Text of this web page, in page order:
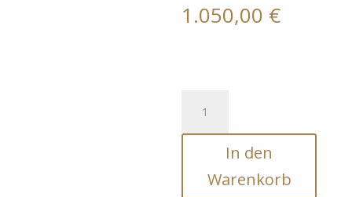
1.050,00 €
stufige
multidimensionale
Extrem
(Umfangreiche
In den
Warenkorb